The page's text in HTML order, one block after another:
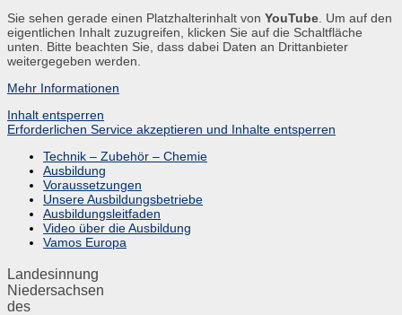
Sie sehen gerade einen Platzhalterinhalt von YouTube . Um auf den
eigentlichen Inhalt zuzugreifen, klicken Sie auf die Schaltfläche
unten. Bitte beachten Sie, dass dabei Daten an Drittanbieter
weitergegeben werden.
Mehr Informationen
Inhalt entsperren
Erforderlichen Service akzeptieren und Inhalte entsperren
Technik – Zubehör – Chemie
Ausbildung
Voraussetzungen
Unsere Ausbildungsbetriebe
Ausbildungsleitfaden
Video über die Ausbildung
Vamos Europa
Landesinnung
Niedersachsen
des